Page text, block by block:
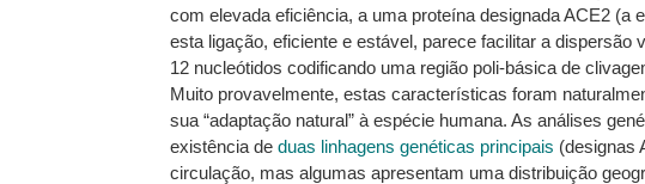
com elevada eficiência, a uma proteína designada ACE2
esta ligação, eficiente e estável, parece facilitar a
12 nucleótidos codificando uma região poli-básica de
Muito provavelmente, estas características foram
sua “adaptação natural” à espécie humana. As análises
existência de duas linhagens genéticas principais (designas
circulação, mas algumas apresentam uma distribuição